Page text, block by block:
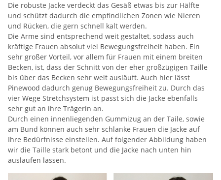
Die robuste Jacke verdeckt das Gesäß etwas bis zur Hälfte
und schützt dadurch die empfindlichen Zonen wie Nieren
und Rücken, die gern schnell kalt werden.
Die Arme sind entsprechend weit gestaltet, sodass auch
kräftige Frauen absolut viel Bewegungsfreiheit haben. Ein
sehr großer Vorteil, vor allem für Frauen mit einem breiten
Becken, ist, dass der Schnitt von der eher großzügigen Taille
bis über das Becken sehr weit ausläuft. Auch hier lässt
Pinewood dadurch genug Bewegungsfreiheit zu. Durch das
vier Wege Stretchsystem ist passt sich die Jacke ebenfalls
sehr gut an ihre Trägerin an.
Durch einen innenliegenden Gummizug an der Taile, sowie
am Bund können auch sehr schlanke Frauen die Jacke auf
Ihre Bedürfnisse einstellen. Auf folgender Abbildung haben
wir die Taille stark betont und die Jacke nach unten hin
auslaufen lassen.